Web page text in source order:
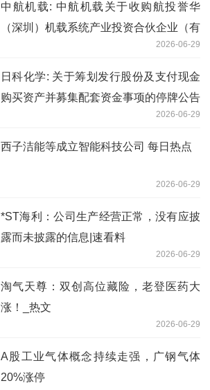
中航机载: 中航机载关于收购航投誉华
（深圳）机载系统产业投资合伙企业（有
限合伙）合伙份额暨完成工商变更登记并
取得营业执照的公告-最新快讯
2026-06-29
日科化学: 关于筹划发行股份及支付现金
购买资产并募集配套资金事项的停牌公告
2026-06-29
西子洁能等成立智能科技公司 每日热点
2026-06-29
*ST海利：公司生产经营正常，没有应披
露而未披露的信息|速看料
2026-06-29
淘气天尊：双创高位藏险，老登医药大
涨！_热文
2026-06-29
A股工业气体概念持续走强，广钢气体
20%涨停